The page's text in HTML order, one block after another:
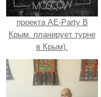
проекта AE-Party В
Крым. планирует турне
в Крым).